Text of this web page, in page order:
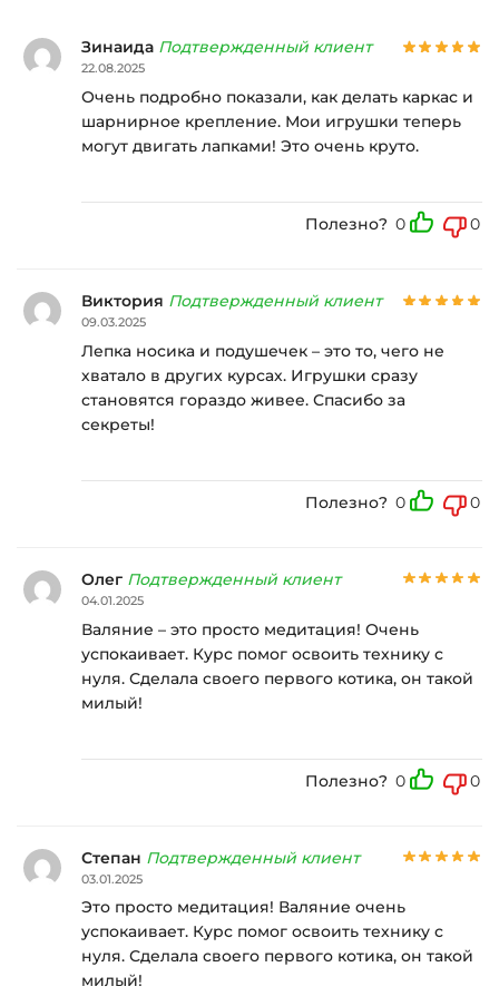
Зинаида Подтвержденный клиент
22.08.2025
Очень подробно показали, как делать каркас и
шарнирное крепление. Мои игрушки теперь
могут двигать лапками! Это очень круто.
Полезно? 0 0
Виктория Подтвержденный клиент
09.03.2025
Лепка носика и подушечек – это то, чего не
хватало в других курсах. Игрушки сразу
становятся гораздо живее. Спасибо за
секреты!
Полезно? 0 0
Олег Подтвержденный клиент
04.01.2025
Валяние – это просто медитация! Очень
успокаивает. Курс помог освоить технику с
нуля. Сделала своего первого котика, он такой
милый!
Полезно? 0 0
Степан Подтвержденный клиент
03.01.2025
Это просто медитация! Валяние очень
успокаивает. Курс помог освоить технику с
нуля. Сделала своего первого котика, он такой
милый!